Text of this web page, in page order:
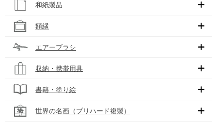
和紙製品
額縁
エアーブラシ
収納・携帯用具
書籍・塗り絵
世界の名画（プリハード複製）